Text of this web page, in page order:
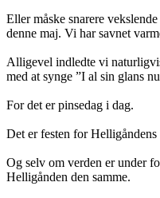
Eller måske snarere
denne maj. Vi har savnet
Alligevel indledte vi
med at synge ”I al sin glans
For det er pinsedag i dag.
Det er festen for
Og selv om verden er under
Helligånden den samme.